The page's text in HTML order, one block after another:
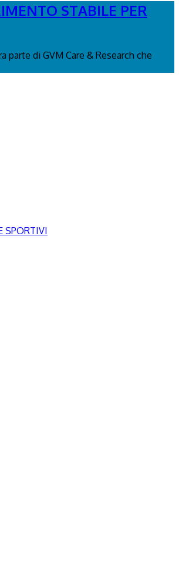
STABILE PER
di GVM Care & Research che
SPORTIVI